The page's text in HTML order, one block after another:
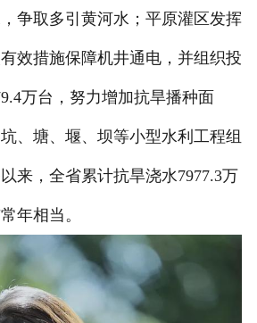
科普知识
荣誉资质
争取多引黄河水；平原灌区发挥
效措施保障机井通电，并组织投
万台，努力增加抗旱播种面
、塘、堰、坝等小型水利工程组
来，全省累计抗旱浇水7977.3万
年相当。